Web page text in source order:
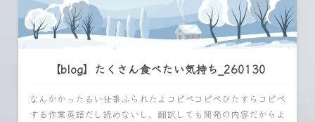
【blog】たくさん食べたい気持ち_260130
なんかかったるい仕事ふられたよコピペコピペひたすらコピペ
する作業英語だし読めないし、翻訳しても開発の内容だからよ